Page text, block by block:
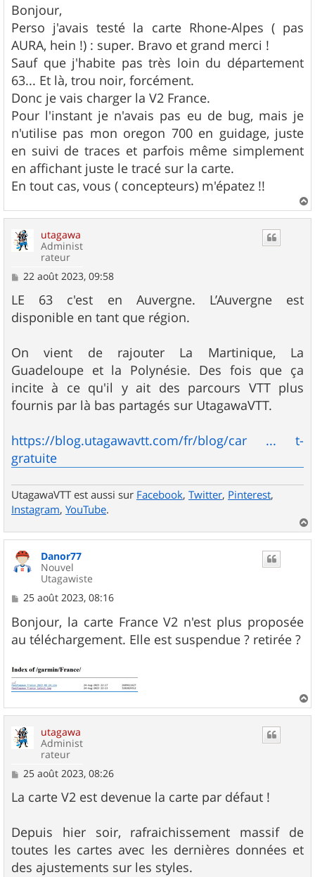
s
s
a
g
e
Bonjour,
Perso j'avais testé la carte Rhone-Alpes ( pas
AURA, hein !) : super. Bravo et grand merci !
Sauf que j'habite pas très loin du département
63... Et là, trou noir, forcément.
Donc je vais charger la V2 France.
Pour l'instant je n'avais pas eu de bug, mais je
n'utilise pas mon oregon 700 en guidage, juste
en suivi de traces et parfois même simplement
en affichant juste le tracé sur la carte.
En tout cas, vous ( concepteurs) m'épatez !!
a
utagawa
Administ
rateur
M
s
s
a
22 août 2023, 09:58
LE 63 c'est en Auvergne. L’Auvergne est
disponible en tant que région.
On vient de rajouter La Martinique, La
Guadeloupe et la Polynésie. Des fois que ça
incite à ce qu'il y ait des parcours VTT plus
fournis par là bas partagés sur UtagawaVTT.
https://blog.utagawavtt.com/fr/blog/car ... t-
gratuite
UtagawaVTT est aussi sur Facebook, Twitter, Pinterest,
Instagram, YouTube.
a
Danor77
Nouvel
Utagawiste
M
s
s
a
e
25 août 2023, 08:16
Bonjour, la carte France V2 n'est plus proposée
au téléchargement. Elle est suspendue ? retirée ?
a
utagawa
Administ
rateur
M
s
s
g
e
25 août 2023, 08:26
La carte V2 est devenue la carte par défaut !
Depuis hier soir, rafraichissement massif de
toutes les cartes avec les dernières données et
des ajustements sur les styles.